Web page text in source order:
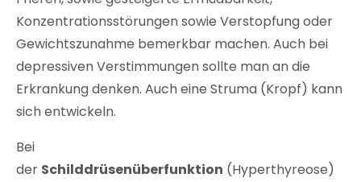
Konzentrationsstörungen sowie Verstopfung oder
Gewichtszunahme bemerkbar machen. Auch bei
depressiven Verstimmungen sollte man an die
Erkrankung denken. Auch eine Struma (Kropf) kann
sich entwickeln.
Bei
der Schilddrüsenüberfunktion (Hyperthyreose)